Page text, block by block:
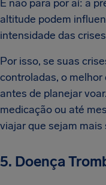
E não para por aí: a
altitude podem
intensidade das
Por isso, se suas
controladas, o
antes de planejar
medicação ou até
viajar que sejam
5. Doença